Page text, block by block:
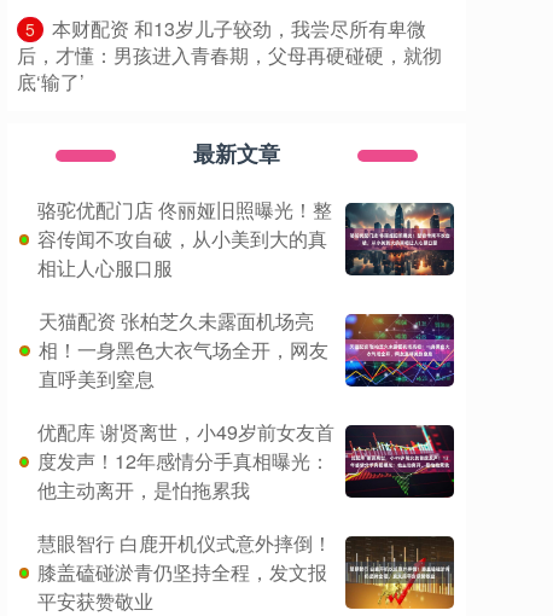
5
​本财配资 和13岁儿子较劲，我尝尽所有卑微
后，才懂：男孩进入青春期，父母再硬碰硬，就彻
底‘输了’
最新文章
骆驼优配门店 佟丽娅旧照曝光！整
容传闻不攻自破，从小美到大的真
相让人心服口服
天猫配资 张柏芝久未露面机场亮
相！一身黑色大衣气场全开，网友
直呼美到窒息
优配库 谢贤离世，小49岁前女友首
度发声！12年感情分手真相曝光：
他主动离开，是怕拖累我
慧眼智行 白鹿开机仪式意外摔倒！
膝盖磕碰淤青仍坚持全程，发文报
平安获赞敬业